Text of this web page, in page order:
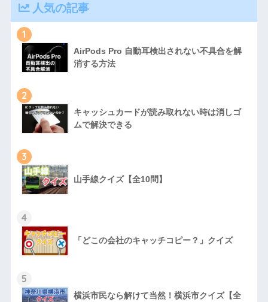
人気の記事
1
AirPods Pro 自動耳検出されない不具合を解
消する方法
2
キャッシュカードが読み取れない時は消しゴ
ムで解決できる
3
山手線クイズ【全10問】
4
「どこの会社のキャッチコピー？」クイズ
5
横浜市民なら解けて当然！横浜市クイズ【全